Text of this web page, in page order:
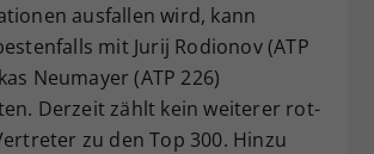
ausfallen wird, kann
mit Jurij Rodionov (ATP
Neumayer (ATP 226)
Derzeit zählt kein weiterer rot-
zu den Top 300. Hinzu